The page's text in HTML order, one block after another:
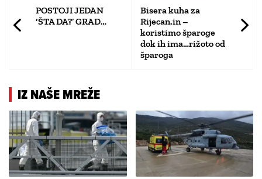
POSTOJI JEDAN
‘ŠTA DA?’ GRAD…
Bisera kuha za
Rijecan.in –
koristimo šparoge
dok ih ima…rižoto od
šparoga
IZ NAŠE MREŽE